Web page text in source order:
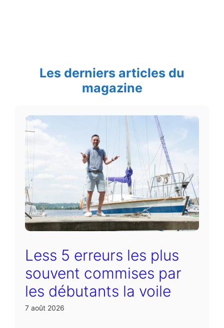
Les derniers articles du
magazine
Less 5 erreurs les plus
souvent commises par
les débutants la voile
7 août 2026